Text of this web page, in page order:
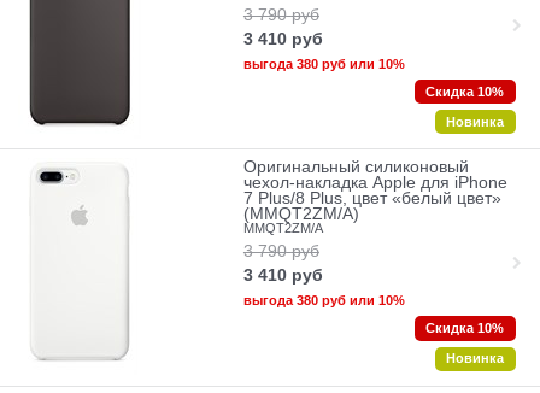
3 790 руб
3 410 руб
выгода 380 рубили 10%
Скидка 10%
Новинка
Оригинальный силиконовый
чехол-накладка Apple для iPhone
7 Plus/8 Plus, цвет «белый цвет»
(MMQT2ZM/A)
MMQT2ZM/A
3 790 руб
3 410 руб
выгода380 рубили 10%
Скидка 10%
Новинка